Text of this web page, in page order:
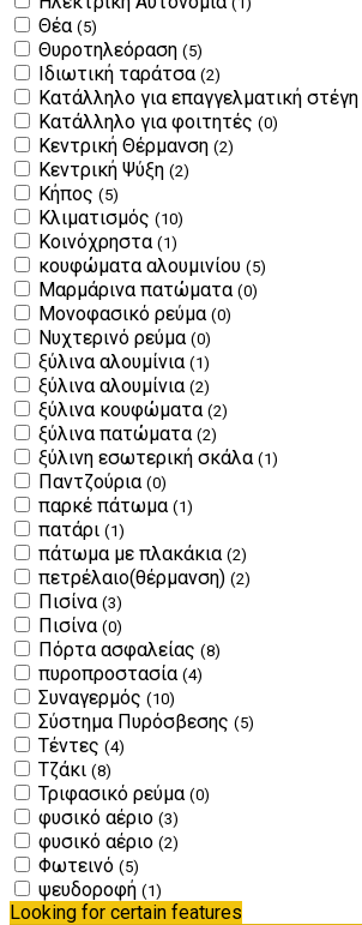
Θέα (5)
Θυροτηλεόραση (5)
Ιδιωτική ταράτσα (2)
Κατάλληλο για επαγγελματική στέγη
Κατάλληλο για φοιτητές (0)
Κεντρική Θέρμανση (2)
Κεντρική Ψύξη (2)
Κήπος (5)
Κλιματισμός (10)
Κοινόχρηστα (1)
κουφώματα αλουμινίου (5)
Μαρμάρινα πατώματα (0)
Μονοφασικό ρεύμα (0)
Νυχτερινό ρεύμα (0)
ξύλινα αλουμίνια (1)
ξύλινα αλουμίνια (2)
ξύλινα κουφώματα (2)
ξύλινα πατώματα (2)
ξύλινη εσωτερική σκάλα (1)
Παντζούρια (0)
παρκέ πάτωμα (1)
πατάρι (1)
πάτωμα με πλακάκια (2)
πετρέλαιο(θέρμανση) (2)
Πισίνα (3)
Πισίνα (0)
Πόρτα ασφαλείας (8)
πυροπροστασία (4)
Συναγερμός (10)
Σύστημα Πυρόσβεσης (5)
Τέντες (4)
Τζάκι (8)
Τριφασικό ρεύμα (0)
φυσικό αέριο (3)
φυσικό αέριο (2)
Φωτεινό (5)
ψευδοροφή (1)
Looking for certain features